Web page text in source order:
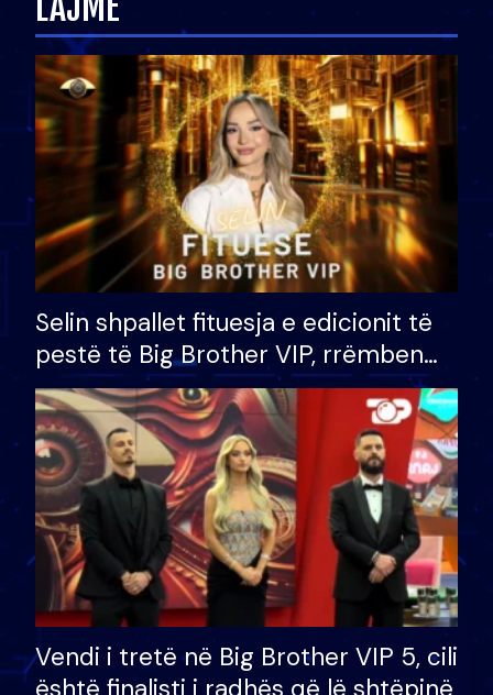
Selin shpallet fituesja e edicionit të
pestë të Big Brother VIP, rrëmben
çmimin e madh prej 100 mijë eurosh
Vendi i tretë në Big Brother VIP 5, cili
është finalisti i radhës që lë shtëpinë